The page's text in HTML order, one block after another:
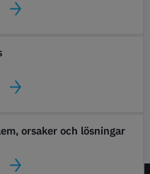
orsaker och lösningar